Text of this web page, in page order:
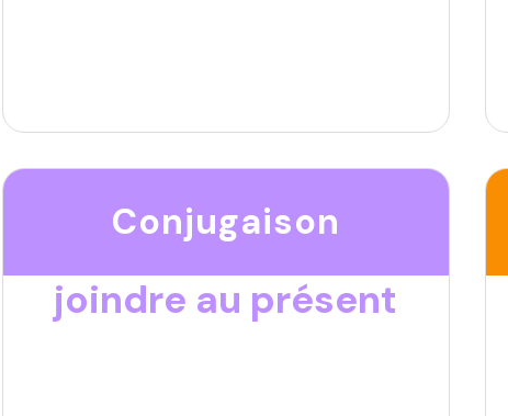
Conjugaison
joindre au présent